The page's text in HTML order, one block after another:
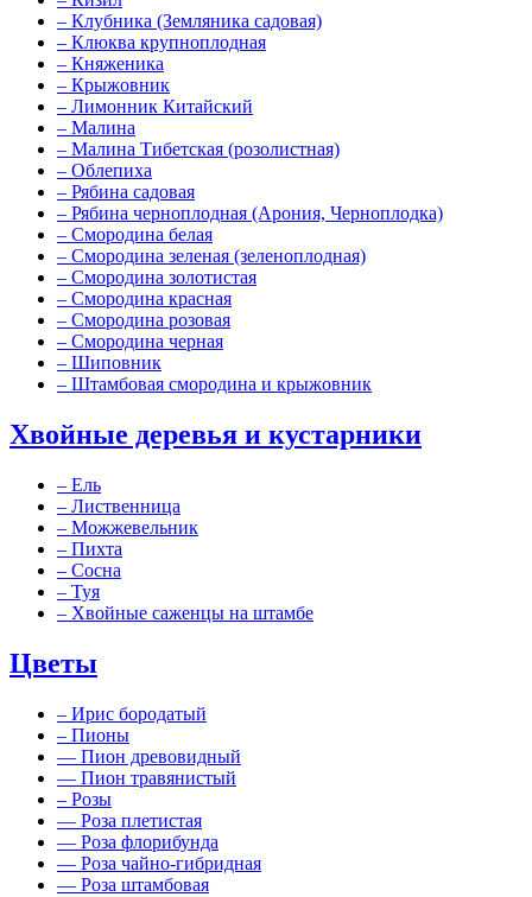
– Клубника (Земляника садовая)
– Клюква крупноплодная
– Княженика
– Крыжовник
– Лимонник Китайский
– Малина
– Малина Тибетская (розолистная)
– Облепиха
– Рябина садовая
– Рябина черноплодная (Арония, Черноплодка)
– Смородина белая
– Смородина зеленая (зеленоплодная)
– Смородина золотистая
– Смородина красная
– Смородина розовая
– Смородина черная
– Шиповник
– Штамбовая смородина и крыжовник
Хвойные деревья и кустарники
– Ель
– Лиственница
– Можжевельник
– Пихта
– Сосна
– Туя
– Хвойные саженцы на штамбе
Цветы
– Ирис бородатый
– Пионы
–– Пион древовидный
–– Пион травянистый
– Розы
–– Роза плетистая
–– Роза флорибунда
–– Роза чайно-гибридная
–– Роза штамбовая